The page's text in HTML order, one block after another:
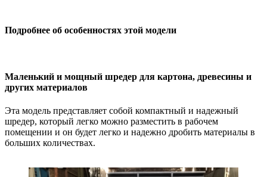
Подробнее об особенностях этой модели
Маленький и мощный шредер для картона, древесины и
других материалов
Эта модель представляет собой компактный и надежный
шредер, который легко можно разместить в рабочем
помещении и он будет легко и надежно дробить материалы в
больших количествах.